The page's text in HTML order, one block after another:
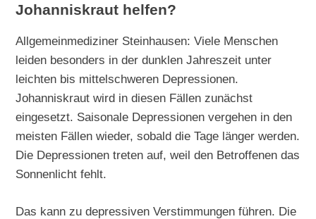
Johanniskraut helfen?
Allgemeinmediziner Steinhausen: Viele Menschen
leiden besonders in der dunklen Jahreszeit unter
leichten bis mittelschweren Depressionen.
Johanniskraut wird in diesen Fällen zunächst
eingesetzt. Saisonale Depressionen vergehen in den
meisten Fällen wieder, sobald die Tage länger werden.
Die Depressionen treten auf, weil den Betroffenen das
Sonnenlicht fehlt.
Das kann zu depressiven Verstimmungen führen. Die